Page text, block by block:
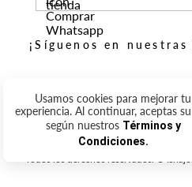
Usamos cookies para mejorar tu
experiencia. Al continuar, aceptas
según nuestros Términos y
Condiciones.
¡Síguenos en nuestras
Todos los derechos reservados. ©